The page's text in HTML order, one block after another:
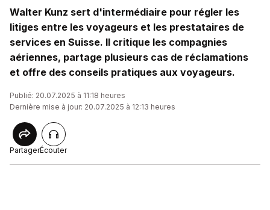
Walter Kunz sert d'intermédiaire pour régler les
litiges entre les voyageurs et les prestataires de
services en Suisse. Il critique les compagnies
aériennes, partage plusieurs cas de réclamations
et offre des conseils pratiques aux voyageurs.
Publié: 20.07.2025 à 11:18 heures
Dernière mise à jour: 20.07.2025 à 12:13 heures
PartagerÉcouter